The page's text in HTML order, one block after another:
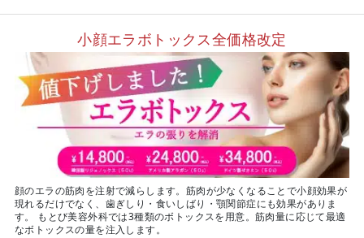
小顔エラボトックス全価格改定
顔のエラの筋肉を注射で減らします。筋肉が少なくなることで小顔効果が
現れるだけでなく、歯ぎしり・食いしばり・顎関節症にも効果がありま
す。 もとび美容外科では3種類のボトックスを用意。筋肉量に応じて最適
なボトックスの量を注入します。